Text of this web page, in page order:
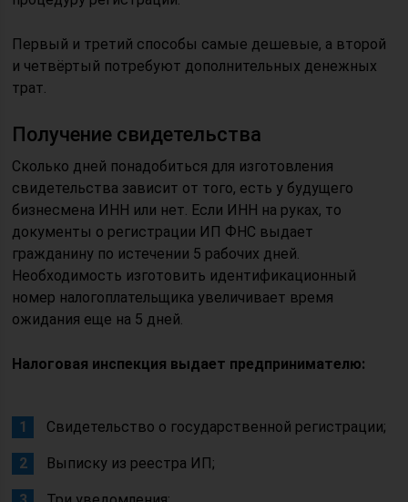
Первый и третий способы самые дешевые, а второй
и четвёртый потребуют дополнительных денежных
трат.
Получение свидетельства
Сколько дней понадобиться для изготовления
свидетельства зависит от того, есть у будущего
бизнесмена ИНН или нет. Если ИНН на руках, то
документы о регистрации ИП ФНС выдает
гражданину по истечении 5 рабочих дней.
Необходимость изготовить идентификационный
номер налогоплательщика увеличивает время
ожидания еще на 5 дней.
Налоговая инспекция выдает предпринимателю:
Свидетельство о государственной регистрации;
Выписку из реестра ИП;